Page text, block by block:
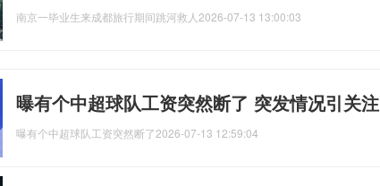
南京一毕业生来成都旅行期间跳河救人 2026-07-13 13:00:03
曝有个中超球队工资突然断了 突发情况引关注
曝有个中超球队工资突然断了2026-07-13 12:59:04